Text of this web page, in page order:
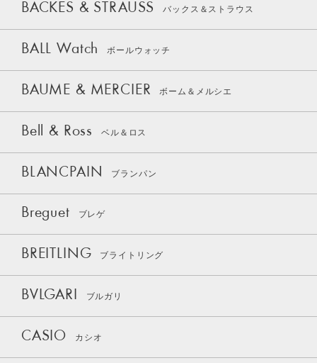
BACKES & STRAUSS バックス＆ストラウス
BALL Watch ボールウォッチ
BAUME & MERCIER ボーム＆メルシエ
Bell & Ross ベル＆ロス
BLANCPAIN ブランパン
Breguet ブレゲ
BREITLING ブライトリング
BVLGARI ブルガリ
CASIO カシオ